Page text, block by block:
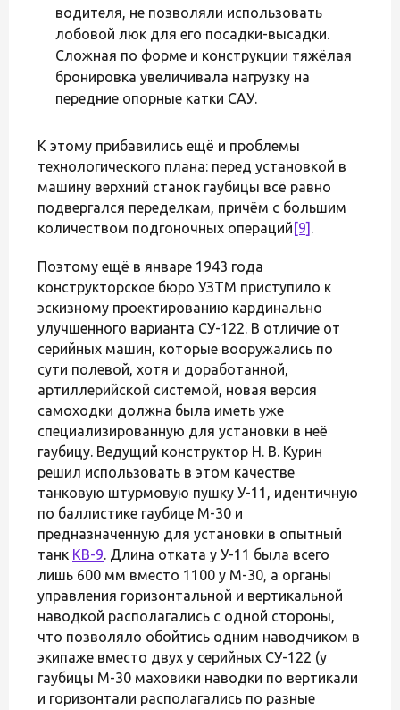
водителя, не позволяли использовать
лобовой люк для его посадки-высадки.
Сложная по форме и конструкции тяжёлая
бронировка увеличивала нагрузку на
передние опорные катки САУ.
К этому прибавились ещё и проблемы
технологического плана: перед установкой в
машину верхний станок гаубицы всё равно
подвергался переделкам, причём с большим
количеством подгоночных операций [9] .
Поэтому ещё в январе 1943 года
конструкторское бюро УЗТМ приступило к
эскизному проектированию кардинально
улучшенного варианта СУ-122. В отличие от
серийных машин, которые вооружались по
сути полевой, хотя и доработанной,
артиллерийской системой, новая версия
самоходки должна была иметь уже
специализированную для установки в неё
гаубицу. Ведущий конструктор Н. В. Курин
решил использовать в этом качестве
танковую штурмовую пушку У-11, идентичную
по баллистике гаубице М-30 и
предназначенную для установки в опытный
танк КВ-9. Длина отката у У-11 была всего
лишь 600 мм вместо 1100 у М-30, а органы
управления горизонтальной и вертикальной
наводкой располагались с одной стороны,
что позволяло обойтись одним наводчиком в
экипаже вместо двух у серийных СУ-122 (у
гаубицы М-30 маховики наводки по вертикали
и горизонтали располагались по разные